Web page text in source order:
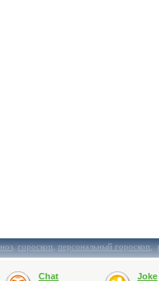
,гороскоп,персональный гороскоп,
Chat Joke